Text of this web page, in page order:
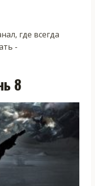
где всегда
-
8